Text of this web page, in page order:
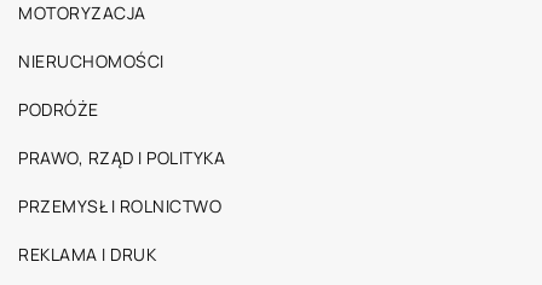
MOTORYZACJA
NIERUCHOMOŚCI
PODRÓŻE
PRAWO, RZĄD I POLITYKA
PRZEMYSŁ I ROLNICTWO
REKLAMA I DRUK